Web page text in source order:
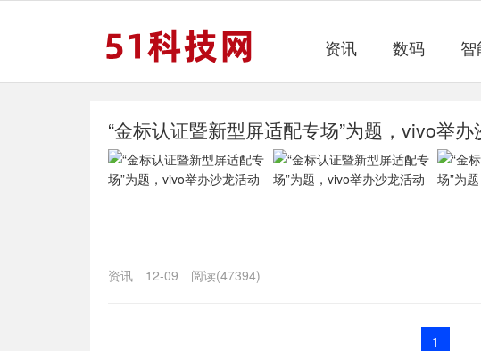
资讯 数码
“金标认证暨新型屏适配专场”为题，vivo举办
资讯 12-09 阅读(47394)
1